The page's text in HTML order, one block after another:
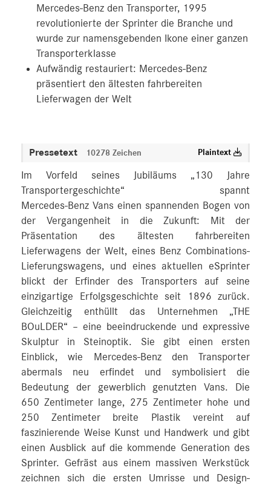
Mercedes-Benz den Transporter, 1995
revolutionierte der Sprinter die Branche und
wurde zur namensgebenden Ikone einer ganzen
Transporterklasse
Aufwändig restauriert: Mercedes-Benz
präsentiert den ältesten fahrbereiten
Lieferwagen der Welt
Pressetext 10278 Zeichen Plaintext
Im Vorfeld seines Jubiläums „130 Jahre
Transportergeschichte“ spannt
Mercedes‑Benz Vans einen spannenden Bogen von
der Vergangenheit in die Zukunft: Mit der
Präsentation des ältesten fahrbereiten
Lieferwagens der Welt, eines Benz Combinations-
Lieferungswagens, und eines aktuellen eSprinter
blickt der Erfinder des Transporters auf seine
einzigartige Erfolgsgeschichte seit 1896 zurück.
Gleichzeitig enthüllt das Unternehmen „THE
BOuLDER“ – eine beeindruckende und expressive
Skulptur in Steinoptik. Sie gibt einen ersten
Einblick, wie Mercedes‑Benz den Transporter
abermals neu erfindet und symbolisiert die
Bedeutung der gewerblich genutzten Vans. Die
650 Zentimeter lange, 275 Zentimeter hohe und
250 Zentimeter breite Plastik vereint auf
faszinierende Weise Kunst und Handwerk und gibt
einen Ausblick auf die kommende Generation des
Sprinter. Gefräst aus einem massiven Werkstück
zeichnen sich die ersten Umrisse und Design-